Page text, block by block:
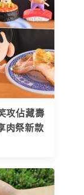
攻佔藏壽
肉祭新款